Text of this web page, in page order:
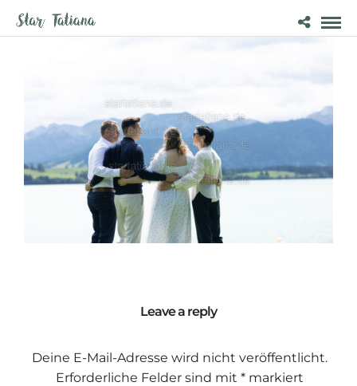
Leave a reply
Deine E-Mail-Adresse wird nicht veröffentlicht.
Erforderliche Felder sind mit *markiert